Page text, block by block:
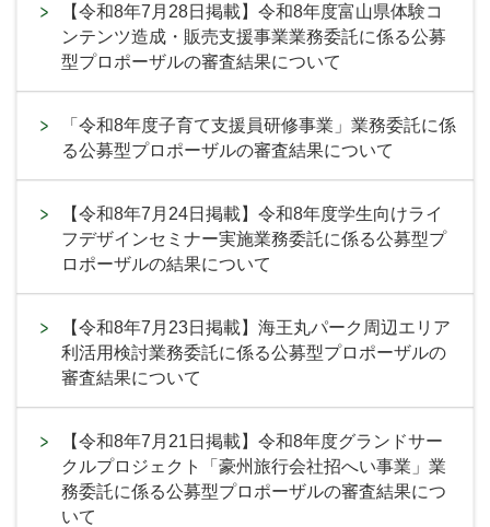
【令和8年7月28日掲載】令和8年度富山県体験コ
ンテンツ造成・販売支援事業業務委託に係る公募
型プロポーザルの審査結果について
「令和8年度子育て支援員研修事業」業務委託に係
る公募型プロポーザルの審査結果について
【令和8年7月24日掲載】令和8年度学生向けライ
フデザインセミナー実施業務委託に係る公募型プ
ロポーザルの結果について
【令和8年7月23日掲載】海王丸パーク周辺エリア
利活用検討業務委託に係る公募型プロポーザルの
審査結果について
【令和8年7月21日掲載】令和8年度グランドサー
クルプロジェクト「豪州旅行会社招へい事業」業
務委託に係る公募型プロポーザルの審査結果につ
いて